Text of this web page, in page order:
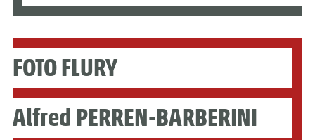
FOTO FLURY
Alfred PERREN-BARBERINI